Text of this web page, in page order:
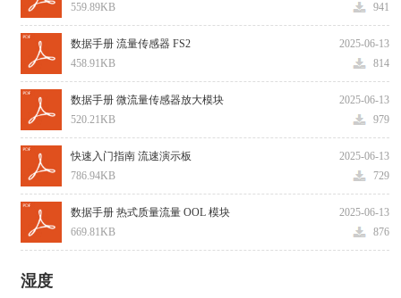
941
559.89KB
2025-06-13
数据手册 流量传感器 FS2
814
458.91KB
2025-06-13
数据手册 微流量传感器放大模块
979
520.21KB
2025-06-13
快速入门指南 流速演示板
729
786.94KB
2025-06-13
数据手册 热式质量流量 OOL 模块
876
669.81KB
湿度